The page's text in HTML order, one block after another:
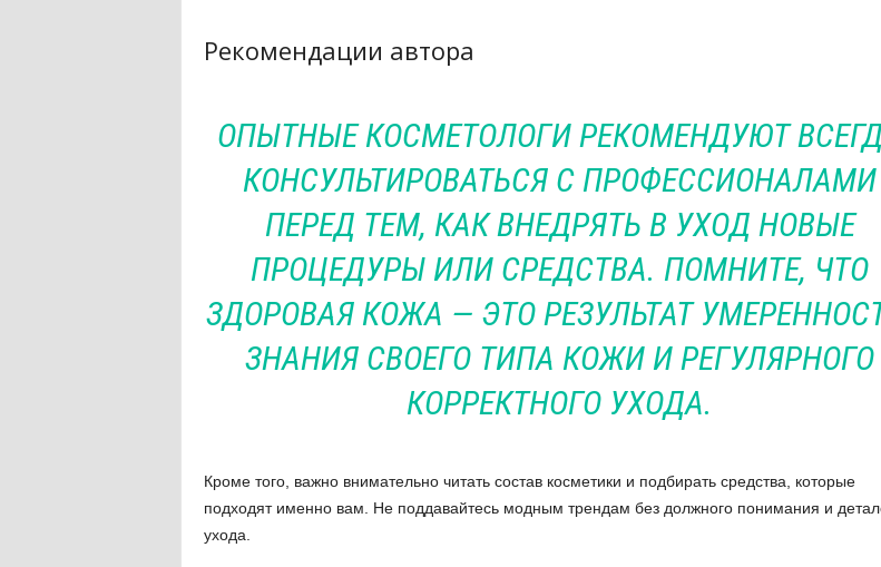
Рекомендации автора
ОПЫТНЫЕ КОСМЕТОЛОГИ РЕКОМЕНДУЮТ
КОНСУЛЬТИРОВАТЬСЯ С ПРОФЕССИОНАЛАМИ
ПЕРЕД ТЕМ, КАК ВНЕДРЯТЬ В УХОД НОВЫЕ
ПРОЦЕДУРЫ ИЛИ СРЕДСТВА. ПОМНИТЕ, ЧТО
ЗДОРОВАЯ КОЖА — ЭТО РЕЗУЛЬТАТ
ЗНАНИЯ СВОЕГО ТИПА КОЖИ И РЕГУЛЯРНОГО
КОРРЕКТНОГО УХОДА.
Кроме того, важно внимательно читать состав косметики и подбирать средства, которые
подходят именно вам. Не поддавайтесь модным трендам без должного понимания и
ухода.